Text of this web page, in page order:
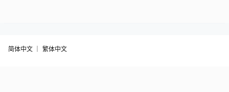
简体中文 ｜ 繁体中文